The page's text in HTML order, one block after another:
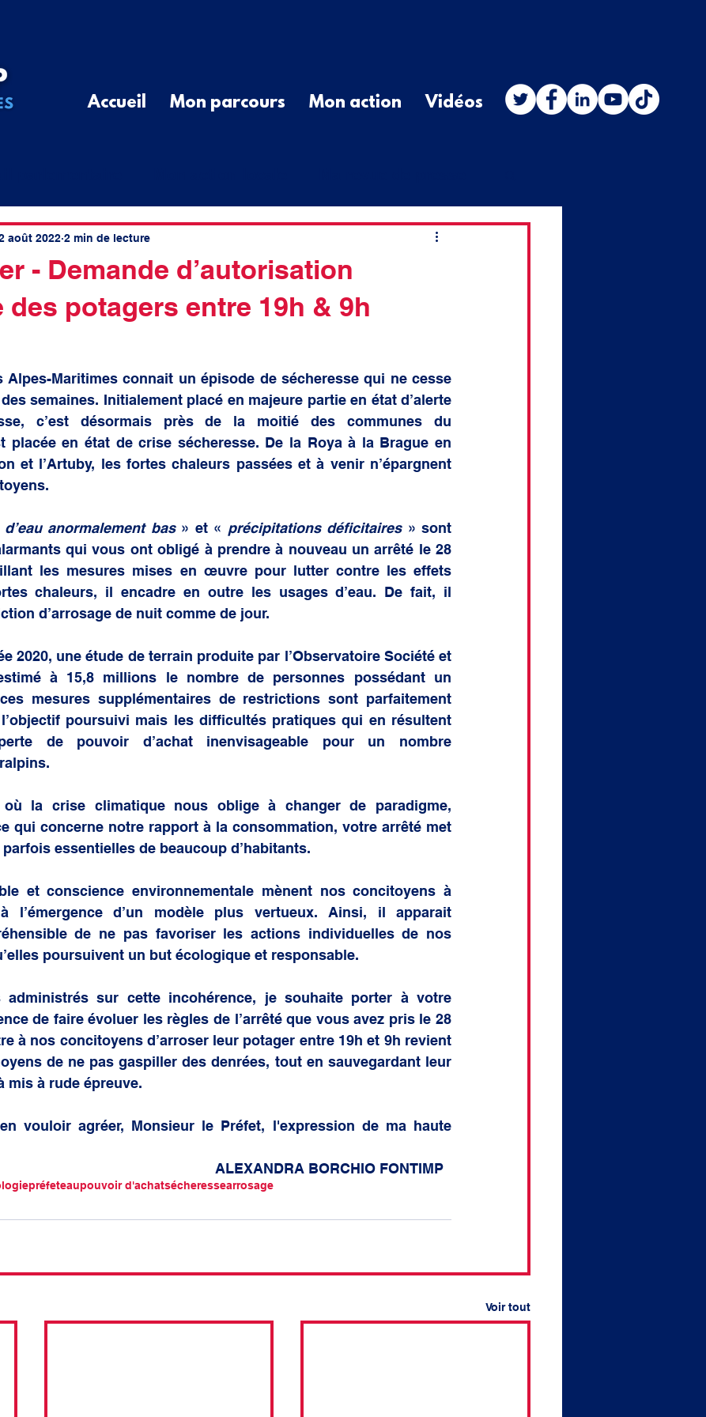
Accueil Mon parcours Mon action Vidéos
Communiqué de Presse Question orale
élus ruraux cotisations spatial budget
- Demande d’autorisation
des potagers entre 19h & 9h
août 2022 2 min de lecture
Alpes-Maritimes connait un épisode de sécheresse qui ne cesse
semaines. Initialement placé en majeure partie en état d’alerte
c’est désormais près de la moitié des communes du
placée en état de crise sécheresse. De la Roya à la Brague en
et l’Artuby, les fortes chaleurs passées et à venir n’épargnent
anormalement bas » et « précipitations déficitaires » sont
qui vous ont obligé à prendre à nouveau un arrêté le 28
les mesures mises en œuvre pour lutter contre les effets
chaleurs, il encadre en outre les usages d’eau. De fait, il
d’arrosage de nuit comme de jour.
2020, une étude de terrain produite par l’Observatoire Société et
à 15,8 millions le nombre de personnes possédant un
mesures supplémentaires de restrictions sont parfaitement
poursuivi mais les difficultés pratiques qui en résultent
de pouvoir d’achat inenvisageable pour un nombre
la crise climatique nous oblige à changer de paradigme,
qui concerne notre rapport à la consommation, votre arrêté met
essentielles de beaucoup d’habitants.
et conscience environnementale mènent nos concitoyens à
l’émergence d’un modèle plus vertueux. Ainsi, il apparait
de ne pas favoriser les actions individuelles de nos
poursuivent un but écologique et responsable.
administrés sur cette incohérence, je souhaite porter à votre
de faire évoluer les règles de l’arrêté que vous avez pris le 28
à nos concitoyens d’arroser leur potager entre 19h et 9h revient
de ne pas gaspiller des denrées, tout en sauvegardant leur
mis à rude épreuve.
vouloir agréer, Monsieur le Préfet, l'expression de ma haute
ALEXANDRA BORCHIO FONTIMP
préfeteaupouvoir d'achatsécheressearrosage
Voir tout